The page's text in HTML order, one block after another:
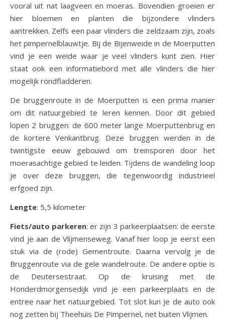
vooral uit nat laagveen en moeras. Bovendien groeien er
hier bloemen en planten die bijzondere vlinders
aantrekken. Zelfs een paar vlinders die zeldzaam zijn, zoals
het pimpernelblauwtje. Bij de Bijenweide in de Moerputten
vind je een weide waar je veel vlinders kunt zien. Hier
staat ook een informatiebord met alle vlinders die hier
mogelijk rondfladderen.
De bruggenroute in de Moerputten is een prima manier
om dit natuurgebied te leren kennen. Door dit gebied
lopen 2 bruggen: de 600 meter lange Moerputtenbrug en
de kortere Venkantbrug. Deze bruggen werden in de
twintigste eeuw gebouwd om treinsporen door het
moerasachtige gebied te leiden. Tijdens de wandeling loop
je over deze bruggen, die tegenwoordig industrieel
erfgoed zijn.
Lengte: 5,5 kilometer
Fiets/auto parkeren: er zijn 3 parkeerplaatsen: de eerste
vind je aan de Vlijmenseweg. Vanaf hier loop je eerst een
stuk via de (rode) Gementroute. Daarna vervolg je de
Bruggenroute via de gele wandelroute. De andere optie is
de Deutersestraat. Op de kruising met de
Honderdmorgensedijk vind je een parkeerplaats en de
entree naar het natuurgebied. Tot slot kun je de auto ook
nog zetten bij Theehuis De Pimpernel, net buiten Vlijmen.